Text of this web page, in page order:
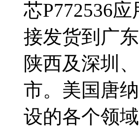
芯P772536
接发货到广
陕西及深圳
市。美国唐
设的各个领